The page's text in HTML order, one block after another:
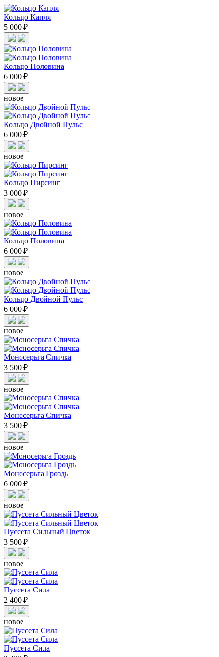
Кольцо Капля
5 000 ₽
Кольцо Половина
6 000 ₽
новое
Кольцо Двойной Пульс
6 000 ₽
новое
Кольцо Пирсинг
3 000 ₽
новое
Кольцо Половина
6 000 ₽
новое
Кольцо Двойной Пульс
6 000 ₽
новое
Моносерьга Спичка
3 500 ₽
новое
Моносерьга Спичка
3 500 ₽
новое
Моносерьга Гроздь
6 000 ₽
новое
Пуссета Сильный Цветок
3 500 ₽
новое
Пуссета Сила
2 400 ₽
новое
Пуссета Сила